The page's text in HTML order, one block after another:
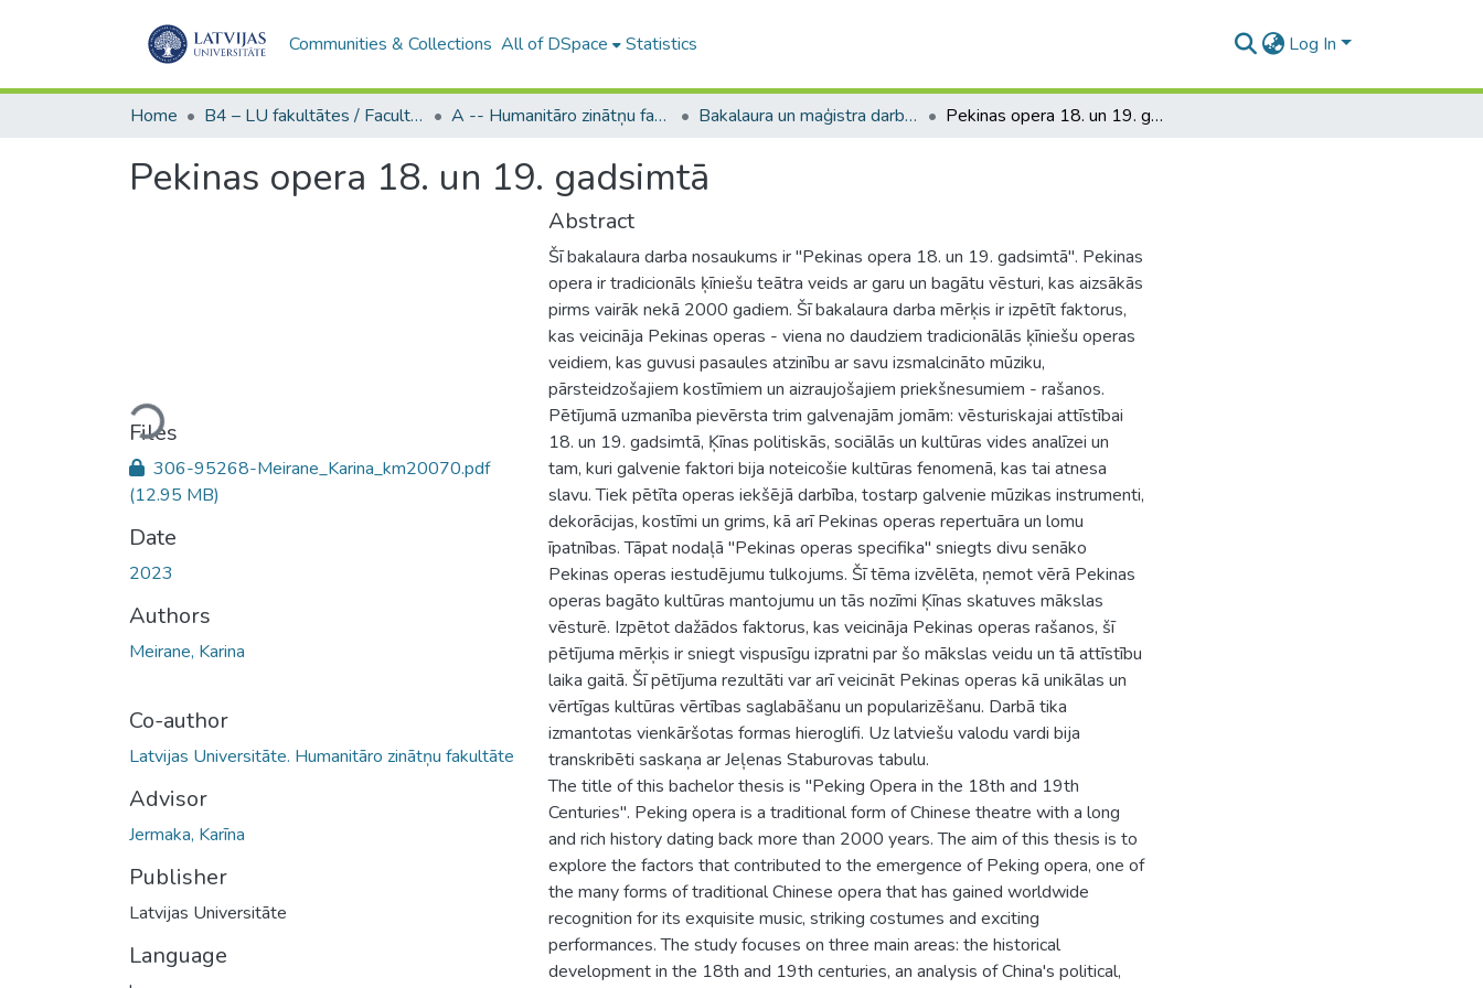
Communities & Collections All of DSpace Statistics Log In
Home B4 – LU fakultātes / Faculties of the UL A -- Humanitāro zinātņu fakultāte / Faculty of Humanities Bakalaura un maģistra darbi (HZF) / Bachelor's and Master's theses Pekinas opera 18. un 19. gadsimtā
Pekinas opera 18. un 19. gadsimtā
Loading...
Files
306-95268-Meirane_Karina_km20070.pdf
(12.95 MB)
Date
2023
Authors
Meirane, Karina
Co-author
Latvijas Universitāte. Humanitāro zinātņu fakultāte
Advisor
Jermaka, Karīna
Publisher
Latvijas Universitāte
Language
Abstract
Šī bakalaura darba nosaukums ir "Pekinas opera 18. un 19. gadsimtā". Pekinas
opera ir tradicionāls ķīniešu teātra veids ar garu un bagātu vēsturi, kas aizsākās
pirms vairāk nekā 2000 gadiem. Šī bakalaura darba mērķis ir izpētīt faktorus,
kas veicināja Pekinas operas - viena no daudziem tradicionālās ķīniešu operas
veidiem, kas guvusi pasaules atzinību ar savu izsmalcināto mūziku,
pārsteidzošajiem kostīmiem un aizraujošajiem priekšnesumiem - rašanos.
Pētījumā uzmanība pievērsta trim galvenajām jomām: vēsturiskajai attīstībai
18. un 19. gadsimtā, Ķīnas politiskās, sociālās un kultūras vides analīzei un
tam, kuri galvenie faktori bija noteicošie kultūras fenomenā, kas tai atnesa
slavu. Tiek pētīta operas iekšējā darbība, tostarp galvenie mūzikas instrumenti,
dekorācijas, kostīmi un grims, kā arī Pekinas operas repertuāra un lomu
īpatnības. Tāpat nodaļā "Pekinas operas specifika" sniegts divu senāko
Pekinas operas iestudējumu tulkojums. Šī tēma izvēlēta, ņemot vērā Pekinas
operas bagāto kultūras mantojumu un tās nozīmi Ķīnas skatuves mākslas
vēsturē. Izpētot dažādos faktorus, kas veicināja Pekinas operas rašanos, šī
pētījuma mērķis ir sniegt vispusīgu izpratni par šo mākslas veidu un tā attīstību
laika gaitā. Šī pētījuma rezultāti var arī veicināt Pekinas operas kā unikālas un
vērtīgas kultūras vērtības saglabāšanu un popularizēšanu. Darbā tika
izmantotas vienkāršotas formas hieroglifi. Uz latviešu valodu vardi bija
transkribēti saskaņa ar Jeļenas Staburovas tabulu.
The title of this bachelor thesis is "Peking Opera in the 18th and 19th
Centuries". Peking opera is a traditional form of Chinese theatre with a long
and rich history dating back more than 2000 years. The aim of this thesis is to
explore the factors that contributed to the emergence of Peking opera, one of
the many forms of traditional Chinese opera that has gained worldwide
recognition for its exquisite music, striking costumes and exciting
performances. The study focuses on three main areas: the historical
development in the 18th and 19th centuries, an analysis of China's political,